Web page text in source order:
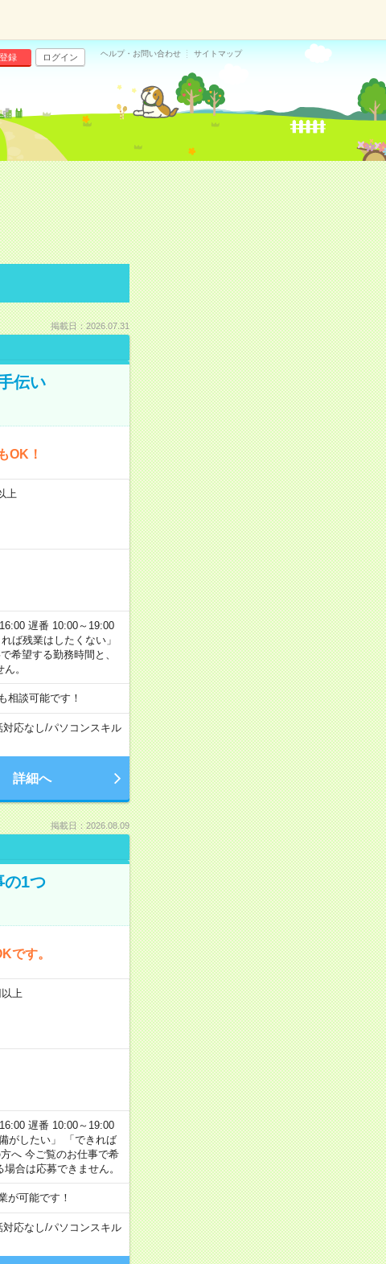
録 ログイン ヘルプ・お問い合わせ サイトマップ
掲載日：2026.07.31
伝い
OK！
上
遅番 10:00～19:00
ば残業はしたくない」
希望する勤務時間と、
。
相談可能です！
対応なし/パソコンスキル
詳細へ
掲載日：2026.08.09
の1つ
です。
上
遅番 10:00～19:00
がしたい」 「できれば
へ 今ご覧のお仕事で希
合は応募できません。
が可能です！
対応なし/パソコンスキル